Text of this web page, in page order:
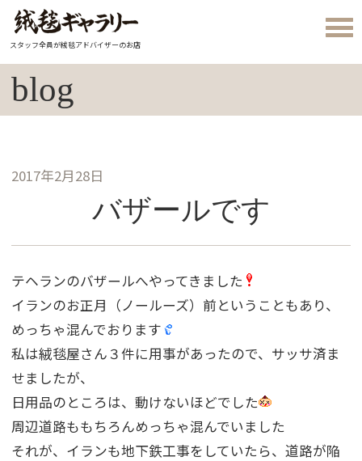
スタッフ全員が絨毯アドバイザーのお店
blog
2017年2月28日
バザールです
テヘランのバザールへやってきました
イランのお正月（ノールーズ）前ということもあり、
めっちゃ混んでおります
私は絨毯屋さん３件に用事があったので、サッサ済ま
せましたが、
日用品のところは、動けないほどでした
周辺道路ももちろんめっちゃ混んでいました
それが、イランも地下鉄工事をしていたら、道路が陥